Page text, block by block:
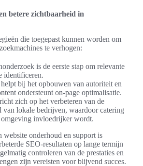
betere zichtbaarheid in
die toegepast kunnen worden om
te verhogen:
is de eerste stap om relevante
identificeren.
bij het opbouwen van autoriteit en
ondersteunt on-page optimalisatie.
zich op het verbeteren van de
van lokale bedrijven, waardoor catering
omgeving invloedrijker wordt.
website onderhoud en support is
SEO-resultaten op lange termijn
controleren van de prestaties en
zijn vereisten voor blijvend succes.